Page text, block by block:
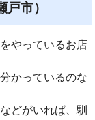
市）
やっているお店
かっているのな
どがいれば、馴